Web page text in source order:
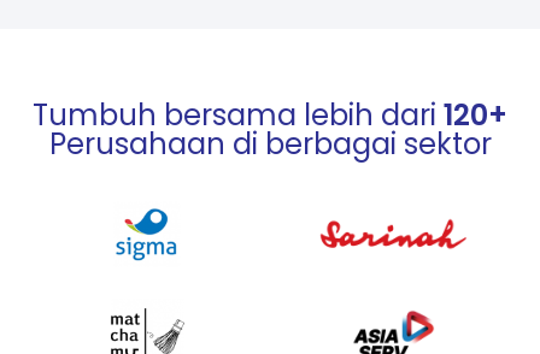
Tumbuh bersama lebih dari 120+
Perusahaan di berbagai sektor